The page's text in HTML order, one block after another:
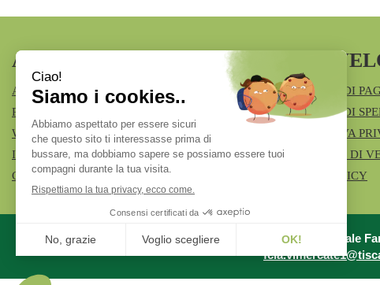
AREA UTENTE
ACCEDI
REGISTRATI
WISHLIST
ISCRIZIONE ALLA NEWSLETTER
CONTATTI
LINK
MODALITÀ DI
MODALITÀ DI
INFORMATIVA
CONDIZIONI DI
COOKIE POLICY
Azienda Speciale